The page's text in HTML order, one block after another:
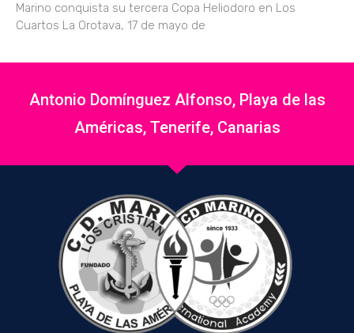
Marino conquista su tercera Copa Heliodoro en Los
Cuartos La Orotava, 17 de mayo de
Antonio Domínguez Alfonso, Playa de las
Américas, Tenerife, Canarias